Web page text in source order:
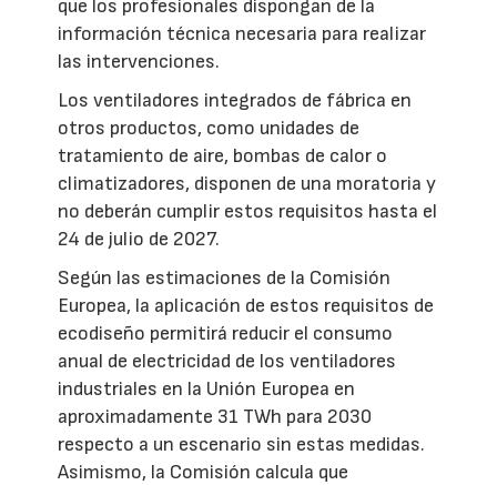
que los profesionales dispongan de la
información técnica necesaria para realizar
las intervenciones.
Los ventiladores integrados de fábrica en
otros productos, como unidades de
tratamiento de aire, bombas de calor o
climatizadores, disponen de una moratoria y
no deberán cumplir estos requisitos hasta el
24 de julio de 2027.
Según las estimaciones de la Comisión
Europea, la aplicación de estos requisitos de
ecodiseño permitirá reducir el consumo
anual de electricidad de los ventiladores
industriales en la Unión Europea en
aproximadamente 31 TWh para 2030
respecto a un escenario sin estas medidas.
Asimismo, la Comisión calcula que